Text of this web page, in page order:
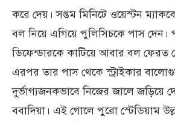
করে দেয়। সপ্তম মিনিটে ওয়েস্টন
বল নিয়ে এগিয়ে পুলিসিচকে পাস দেন।
ডিফেন্ডারকে কাটিয়ে আবার বল ফেরত
এরপর তার পাস থেকে স্ট্রাইকার
দুর্ভাগ্যজনকভাবে নিজের জালে জড়িয়ে
ববাদিয়া। এই গোলে পুরো স্টেডিয়াম